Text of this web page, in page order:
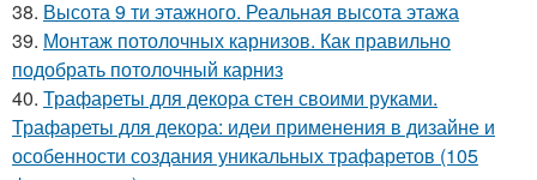
38. Высота 9 ти этажного. Реальная высота этажа
39. Монтаж потолочных карнизов. Как правильно
подобрать потолочный карниз
40. Трафареты для декора стен своими руками.
Трафареты для декора: идеи применения в дизайне и
особенности создания уникальных трафаретов (105